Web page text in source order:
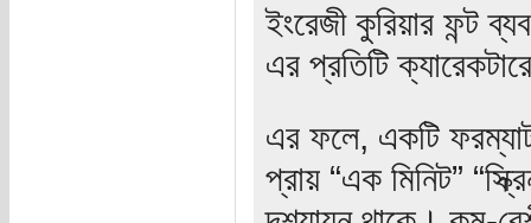
ইংরেজী কুরিয়ার ফন্ট
এর প্রতিটি
এর ফলে, একটি ফরম্যাট
প্রায় “এক মিনিট”